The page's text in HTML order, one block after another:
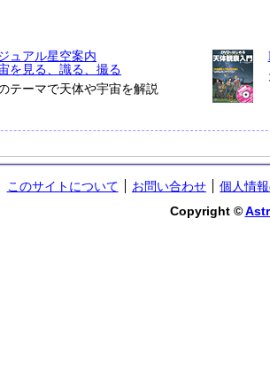
ュアル星空案内
を見る、識る、撮る
テーマで天体や宇宙を解説
このサイトについて お問い合わせ
個人情
Copyright ©